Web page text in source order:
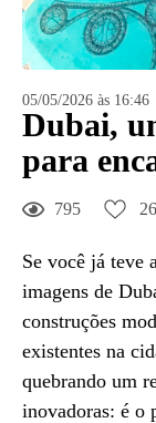
05/05/2026 às 16:46
Dubai,
para
795 26
Se você já teve
imagens de
construções
existentes na
quebrando um
inovadoras: é o